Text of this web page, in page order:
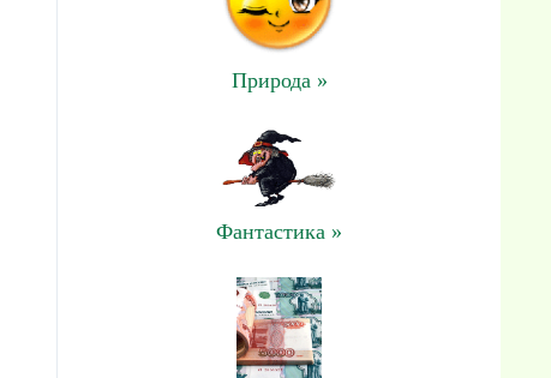
Природа »
Фантастика »